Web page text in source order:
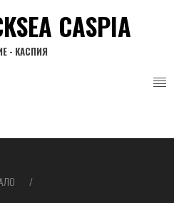
CASPIA
- КАСПИЯ